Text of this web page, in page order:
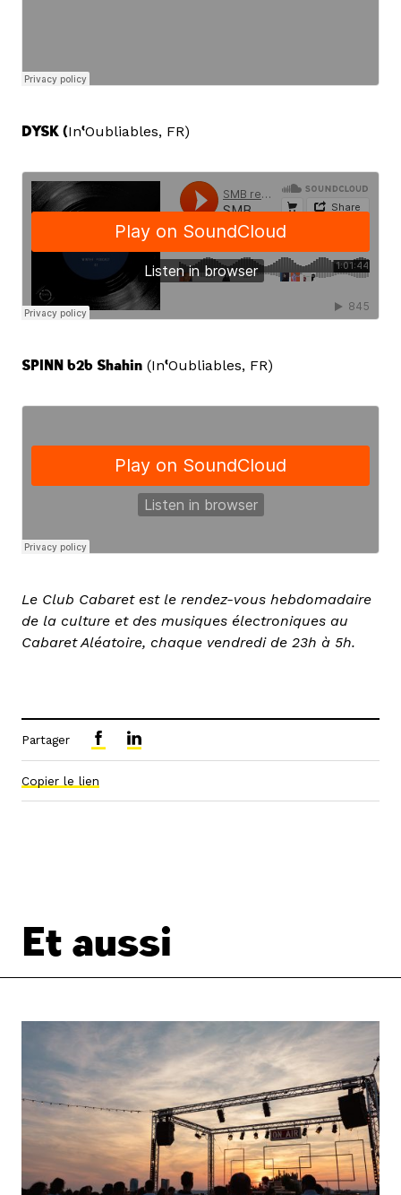
DYSK (In‘Oubliables, FR)
SPINN b2b Shahin (In‘Oubliables, FR)
Le Club Cabaret est le rendez-vous hebdomadaire
de la culture et des musiques électroniques au
Cabaret Aléatoire, chaque vendredi de 23h à 5h.
Partager
Copier le lien
Et aussi